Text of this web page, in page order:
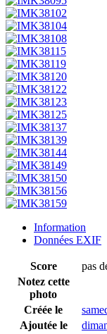
Information
Données EXIF
Score
pas
Notez cette
photo
Créée le
Ajoutée le